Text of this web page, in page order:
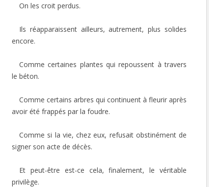
On les croit perdus.
Ils réapparaissent ailleurs, autrement, plus solides
encore.
Comme certaines plantes qui repoussent à travers
le béton.
Comme certains arbres qui continuent à fleurir après
avoir été frappés par la foudre.
Comme si la vie, chez eux, refusait obstinément de
signer son acte de décès.
Et peut-être est-ce cela, finalement, le véritable
privilège.